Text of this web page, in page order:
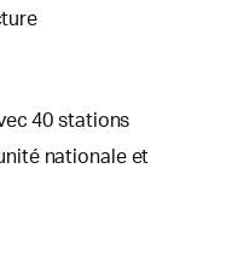
40 stations
nationale et